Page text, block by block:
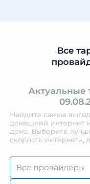
Все
Актуальные
Найдите самые
домашний интернет
дома. Выберите
скорость интернета,